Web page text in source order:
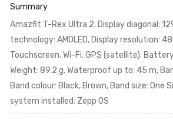
Summary
Amazfit T-Rex Ultra 2. Display diagonal:
technology: AMOLED, Display resolution:
Touchscreen. Wi-Fi. GPS (satellite).
Weight: 89.2 g. Waterproof up to: 45 m,
Band colour: Black, Brown, Band size: One
system installed: Zepp OS